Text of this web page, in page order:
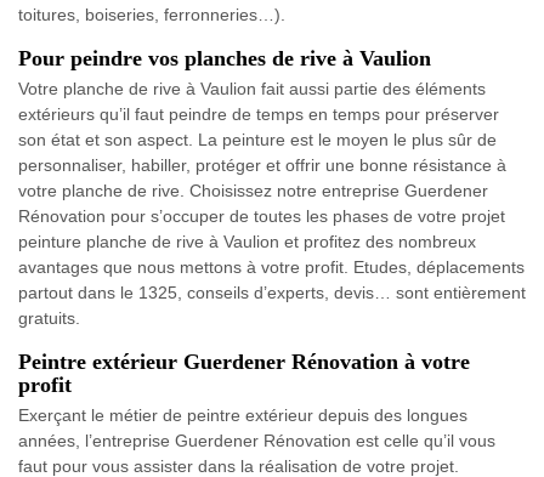
toitures, boiseries, ferronneries…).
Pour peindre vos planches de rive à Vaulion
Votre planche de rive à Vaulion fait aussi partie des éléments
extérieurs qu’il faut peindre de temps en temps pour préserver
son état et son aspect. La peinture est le moyen le plus sûr de
personnaliser, habiller, protéger et offrir une bonne résistance à
votre planche de rive. Choisissez notre entreprise Guerdener
Rénovation pour s’occuper de toutes les phases de votre projet
peinture planche de rive à Vaulion et profitez des nombreux
avantages que nous mettons à votre profit. Etudes, déplacements
partout dans le 1325, conseils d’experts, devis… sont entièrement
gratuits.
Peintre extérieur Guerdener Rénovation à votre
profit
Exerçant le métier de peintre extérieur depuis des longues
années, l’entreprise Guerdener Rénovation est celle qu’il vous
faut pour vous assister dans la réalisation de votre projet.